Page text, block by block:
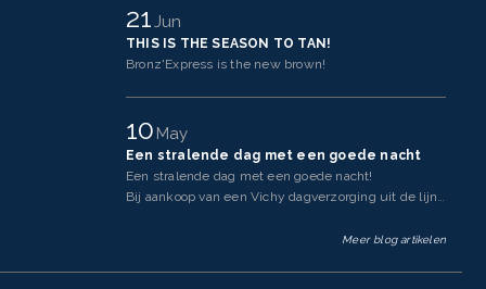
21Jun
THIS IS THE SEASON TO TAN!
Bronz'Express is the new brown!
10May
Een stralende dag met een goede nacht
Een stralende dag met een goede nacht!
Bij aankoop van een Vichy dagverzorging uit de lijnen Neovadi
Meer blog artikelen